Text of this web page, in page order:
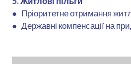
● Пріоритетне отримання
● Державні компенсації на